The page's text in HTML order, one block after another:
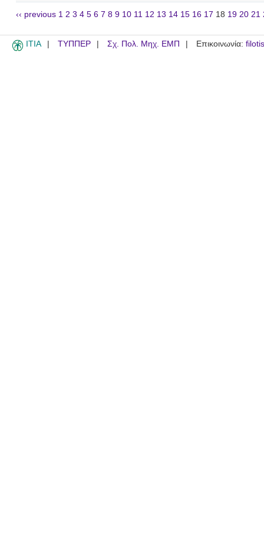
‹‹ previous 1 2 3 4 5 6 7 8 9 10 11 12 13 14 15 16 17 18 19 20 21
ITIA ΤΥΠΠΕΡ Σχ. Πολ. Μηχ. ΕΜΠ Επικοινωνία: